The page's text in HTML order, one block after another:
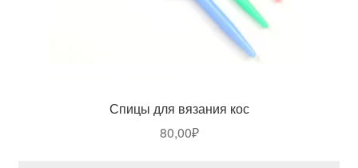
Спицы для вязания кос
80,00₽